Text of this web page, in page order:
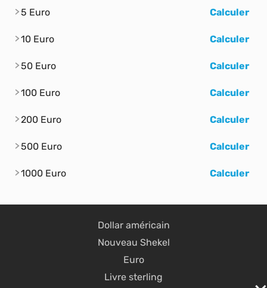
5 Euro Calculer
10 Euro Calculer
50 Euro Calculer
100 Euro Calculer
200 Euro Calculer
500 Euro Calculer
1000 Euro Calculer
Dollar américain
Nouveau Shekel
Euro
Livre sterling